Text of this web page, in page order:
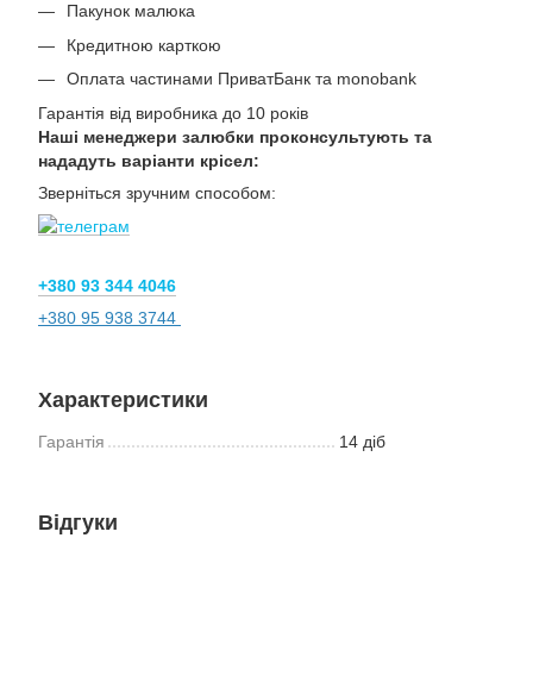
Пакунок малюка
Кредитною карткою
Оплата частинами ПриватБанк та monobank
Гарантія від виробника до 10 років
Наші менеджери залюбки проконсультують та
нададуть варіанти крісел:
Зверніться зручним способом:
+380 93 344 4046
+380 95 938 3744
Характеристики
Гарантія 14 діб
Відгуки